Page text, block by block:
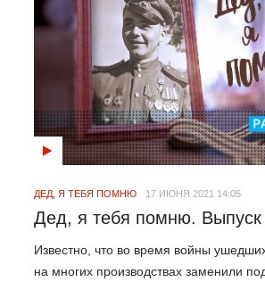
ДЕД, Я ТЕБЯ ПОМНЮ 17 ИЮНЯ 2021 14:05
Дед, я тебя помню. Выпуск
Известно, что во время войны
на многих производствах заменили